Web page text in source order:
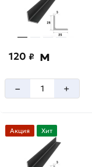
120 ₽ м
– +
Акция Хит